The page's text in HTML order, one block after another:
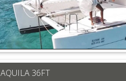
AQUILA 36FT